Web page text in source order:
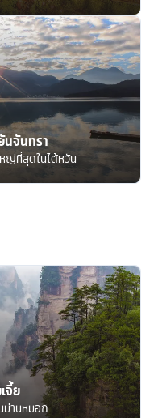
นจันทรา
หญ่ที่สุดในไต้หวัน
จี้ย
ม่านหมอก